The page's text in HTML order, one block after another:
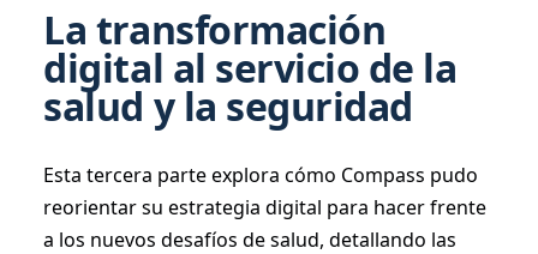
La transformación
digital al servicio de la
salud y la seguridad
Esta tercera parte explora cómo Compass pudo
reorientar su estrategia digital para hacer frente
a los nuevos desafíos de salud, detallando las